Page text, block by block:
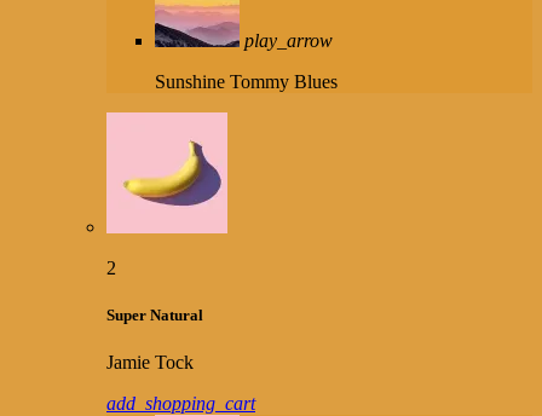
play_arrow
Sunshine Tommy Blues
2
Super Natural
Jamie Tock
add_shopping_cart